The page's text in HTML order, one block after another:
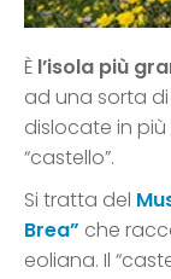
È l’isola più
ad una sorta di
dislocate in più
“castello”.
Si tratta del
Brea” che
eoliana. Il